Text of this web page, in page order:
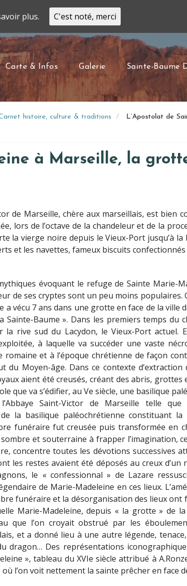
Carte & Infos Galerie Sainte-Baume
histoire, culture & traditions
L’Apostolat de
à Marseille, la
de Marseille, chère aux marseillais, est bien
lors de l’octave de la chandeleur et de la
la vierge noire depuis le Vieux-Port jusqu’à la
et les navettes, fameux biscuits
évoquant le refuge de Sainte Marie-
de ses cryptes sont un peu moins
a vécu 7 ans dans une grotte en face de la ville
Sainte-Baume ». Dans les premiers temps du
la rive sud du Lacydon, le Vieux-Port actuel.
à laquelle va succéder une vaste
romaine et à l’époque chrétienne de façon
du Moyen-âge. Dans ce contexte
aient été creusés, créant des abris, grottes
que va s’édifier, au Ve siècle, une basilique
Saint-Victor de Marseille telle que
la basilique paléochrétienne constituant
funéraire fut creusée puis transformée en
et souterraine à frapper l’imagination,
concentre toutes les dévotions successives
les restes avaient été déposés au creux d’un
le « confessionnal » de Lazare
de Marie-Madeleine en ces lieux.
funéraire et la désorganisation des lieux ont
Marie-Madeleine, depuis « la grotte » de la
que l’on croyait obstrué par les
et a donné lieu à une autre légende,
dragon… Des représentations
», tableau du XVIe siècle attribué à
l’on voit nettement la sainte prêcher en face
plus. C'est noté, merci